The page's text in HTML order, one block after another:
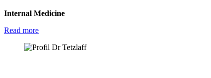
Internal Medicine
Read more